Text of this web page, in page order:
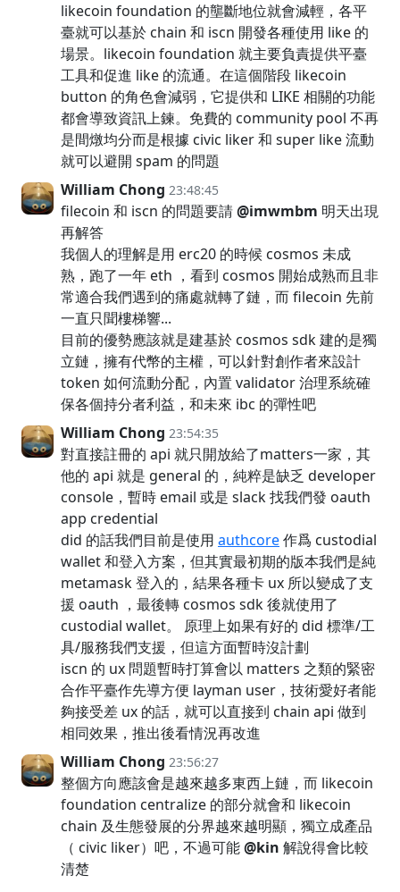
likecoin foundation 的壟斷地位就會減輕，各平
臺就可以基於 chain 和 iscn 開發各種使用 like 的
場景。likecoin foundation 就主要負責提供平臺
工具和促進 like 的流通。在這個階段 likecoin
button 的角色會減弱，它提供和 LIKE 相關的功能
都會導致資訊上鍊。免費的 community pool 不再
是間燉均分而是根據 civic liker 和 super like 流動
就可以避開 spam 的問題
William Chong 23:48:45
filecoin 和 iscn 的問題要請@imwmbm 明天出現
再解答
我個人的理解是用 erc20 的時候 cosmos 未成
熟，跑了一年 eth ，看到 cosmos 開始成熟而且非
常適合我們遇到的痛處就轉了鏈，而 filecoin 先前
一直只聞樓梯響...
目前的優勢應該就是建基於 cosmos sdk 建的是獨
立鏈，擁有代幣的主權，可以針對創作者來設計
token 如何流動分配，內置 validator 治理系統確
保各個持分者利益，和未來 ibc 的彈性吧
William Chong 23:54:35
對直接註冊的 api 就只開放給了matters一家，其
他的 api 就是 general 的，純粹是缺乏 developer
console，暫時 email 或是 slack 找我們發 oauth
app credential
did 的話我們目前是使用 authcore作爲 custodial
wallet 和登入方案，但其實最初期的版本我們是純
metamask 登入的，結果各種卡 ux 所以變成了支
援 oauth ，最後轉 cosmos sdk 後就使用了
custodial wallet。 原理上如果有好的 did 標準/工
具/服務我們支援，但這方面暫時沒計劃
iscn 的 ux 問題暫時打算會以 matters 之類的緊密
合作平臺作先導方便 layman user，技術愛好者能
夠接受差 ux 的話，就可以直接到 chain api 做到
相同效果，推出後看情況再改進
William Chong 23:56:27
整個方向應該會是越來越多東西上鏈，而 likecoin
foundation centralize 的部分就會和 likecoin
chain 及生態發展的分界越來越明顯，獨立成產品
（ civic liker）吧，不過可能@kin 解說得會比較
清楚